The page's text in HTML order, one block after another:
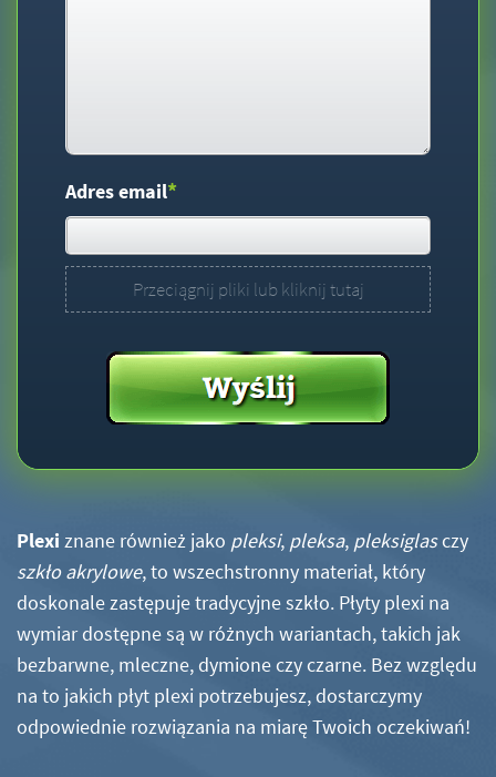
Adres email*
Przeciągnij pliki lub kliknij tutaj
Plexi znane również jako pleksi, pleksa, pleksiglasczy
szkło akrylowe, to wszechstronny materiał, który
doskonale zastępuje tradycyjne szkło. Płyty plexi na
wymiar dostępne są w różnych wariantach, takich jak
bezbarwne, mleczne, dymione czy czarne. Bez względu
na to jakich płyt plexi potrzebujesz, dostarczymy
odpowiednie rozwiązania na miarę Twoich oczekiwań!